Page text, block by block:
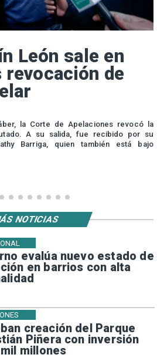
León sale en
de
la Corte de Apelaciones revocó la
A su salida, fue recibido por su
Barriga, quien también está bajo
evalúa nuevo estado de
en barrios con alta
creación del Parque
Piñera con inversión
millones
NOTICIAS